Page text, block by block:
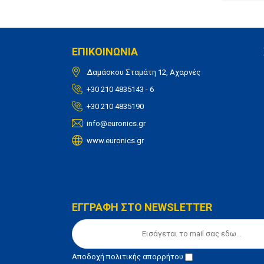
ΕΠΙΚΟΙΝΩΝΙΑ
Δαμάσκου Σταμάτη 12, Αχαρνές
+30 210 4835143 - 6
+30 210 4835190
info@euronics.gr
www.euronics.gr
ΕΓΓΡΑΦΗ ΣΤΟ NEWSLETTER
Αποδοχήπολιτικής απορρήτου